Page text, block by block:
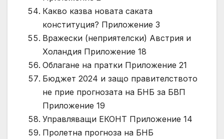
Какво казва новата саката
конституция? Приложение 3
Вражески (неприятелски) Австрия и
Холандия Приложение 18
Облагане на пратки Приложение 21
Бюджет 2024 и защо правителството
не прие прогнозата на БНБ за БВП
Приложение 19
Управляващи ЕКОНТ Приложение 14
Пролетна прогноза на БНБ